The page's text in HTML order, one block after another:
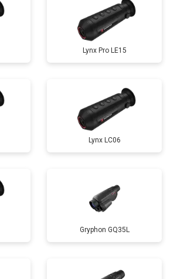
Lynx Pro LE15
Lynx LC06
Gryphon GQ35L